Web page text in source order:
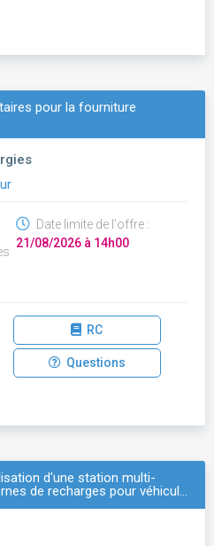
pour la fourniture
Date limite de l'offre :
21/08/2026 à 14h00
RC
Questions
d'une station multi-
de recharges pour véhicul…